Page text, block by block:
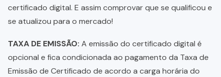
certificado digital. E assim comprovar que se qualificou e
se atualizou para o mercado!
TAXA DE EMISSÃO: A emissão do certificado digital é
opcional e fica condicionada ao pagamento da Taxa de
Emissão de Certificado de acordo a carga horária do